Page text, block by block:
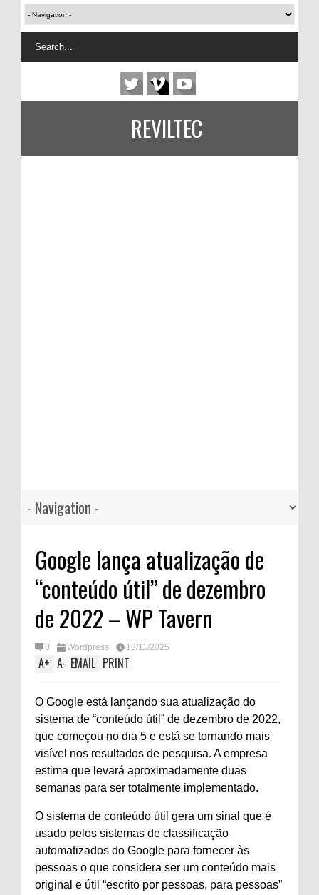
REVILTEC
Google lança atualização de
“conteúdo útil” de dezembro
de 2022 – WP Tavern
0 Wordpress 13/11/2025
A+ A- EMAIL PRINT
O Google está lançando sua atualização do
sistema de “conteúdo útil” de dezembro de 2022,
que começou no dia 5 e está se tornando mais
visível nos resultados de pesquisa. A empresa
estima que levará aproximadamente duas
semanas para ser totalmente implementado.
O sistema de conteúdo útil gera um sinal que é
usado pelos sistemas de classificação
automatizados do Google para fornecer às
pessoas o que considera ser um conteúdo mais
original e útil “escrito por pessoas, para pessoas”